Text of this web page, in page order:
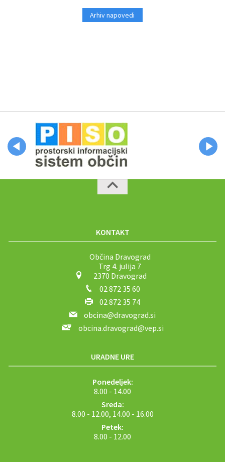
Arhiv napovedi
KONTAKT
Občina Dravograd
Trg 4. julija 7
2370 Dravograd
02 872 35 60
02 872 35 74
obcina@dravograd.si
obcina.dravograd@vep.si
URADNE URE
Ponedeljek:
8.00 - 14.00
Sreda:
8.00 - 12.00, 14.00 - 16.00
Petek:
8.00 - 12.00